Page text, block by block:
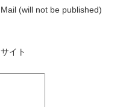
Mail (will not be published)
サイト